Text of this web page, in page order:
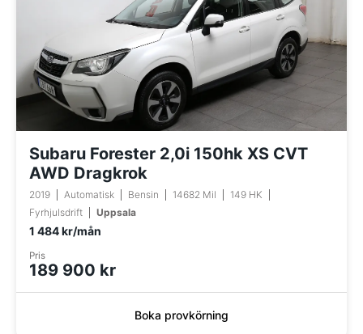
Subaru Forester 2,0i 150hk XS CVT
AWD Dragkrok
2019 Automatisk Bensin 14682 Mil
149 HK
Fyrhjulsdrift
Uppsala
1 484 kr/mån
Pris
189 900 kr
Boka provkörning